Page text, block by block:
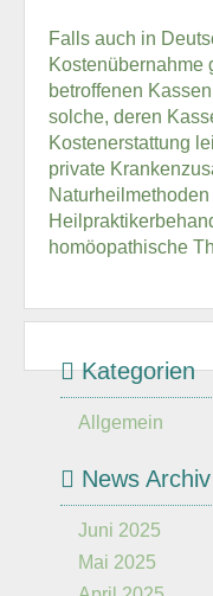
Falls auch in
Kostenübernahme
betroffenen
solche, deren
Kostenerstattung
private
Naturheilmethoden
homöopathische
Kategorien
Allgemein
News Archiv
Juni 2025
Mai 2025